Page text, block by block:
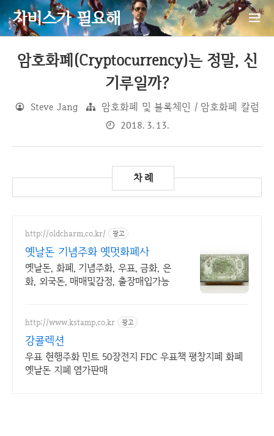
자비스가 필요해
암호화폐(Cryptocurrency)는 정말, 신
기루일까?
Steve Jang 암호화폐 및 블록체인 / 암호화폐 칼럼
2018. 3. 13.
http://oldcharm.co.kr/ 광고
옛날돈 기념주화 옛멋화폐사
옛날돈, 화폐, 기념주화, 우표, 금화, 은
화, 외국돈, 매매및감정, 출장매입가능
http://www.kstamp.co.kr 광고
강콜렉션
우표 현행주화 민트 50장전지 FDC 우표책 평창지폐 화폐
옛날돈 지폐 염가판매